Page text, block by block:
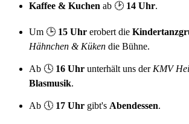
Kaffee & Kuchen ab 🕑 14 Uhr.
Um 🕒 15 Uhr erobert die
Hähnchen & Küken die Bühne.
Ab 🕓 16 Uhr unterhält uns derKMV
Blasmusik.
Ab 🕔 17 Uhr gibt's Abendessen.